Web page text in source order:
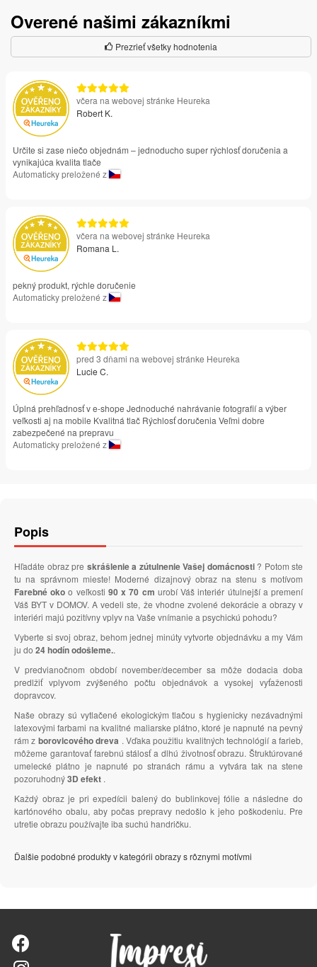
Overené našimi zákazníkmi
Prezrieť všetky hodnotenia
včera na webovej stránke Heureka
Robert K.
Určite si zase niečo objednám – jednoducho super rýchlosť doručenia a
vynikajúca kvalita tlače
Automaticky preložené z
včera na webovej stránke Heureka
Romana L.
pekný produkt, rýchle doručenie
Automaticky preložené z
pred 3 dňami na webovej stránke Heureka
Lucie C.
Úplná prehľadnosť v e-shope Jednoduché nahrávanie fotografií a výber
veľkosti aj na mobile Kvalitná tlač Rýchlosť doručenia Veľmi dobre
zabezpečené na prepravu
Automaticky preložené z
Popis
Hľadáte obraz pre skrášlenie a zútulnenie Vašej domácnosti ? Potom ste
tu na správnom mieste! Moderné dizajnový obraz na stenu s motívom
Farebné oko o veľkosti 90 x 70 cm urobí Váš interiér útulnejší a premení
Váš BYT v DOMOV. A vedeli ste, že vhodne zvolené dekorácie a obrazy v
interiéri majú pozitívny vplyv na Vaše vnímanie a psychickú pohodu?
Vyberte si svoj obraz, behom jednej minúty vytvorte objednávku a my Vám
ju do 24 hodín odošleme..
V predvianočnom období november/december sa môže dodacia doba
predlžiť vplyvom zvýšeného počtu objednávok a vysokej vyťaženosti
dopravcov.
Naše obrazy sú vytlačené ekologickým tlačou s hygienicky nezávadnými
latexovými farbami na kvalitné maliarske plátno, ktoré je napnuté na pevný
rám z borovicového dreva . Vďaka použitiu kvalitných technológií a farieb,
môžeme garantovať farebnú stálosť a dlhú životnosť obrazu. Štruktúrované
umelecké plátno je napnuté po stranách rámu a vytvára tak na stene
pozoruhodný3D efekt .
Každý obraz je pri expedícii balený do bublinkovej fólie a následne do
kartónového obalu, aby počas prepravy nedošlo k jeho poškodeniu. Pre
utretie obrazu používajte iba suchú handričku.
Ďalšie podobné produkty v kategórii obrazy s rôznymi motívmi